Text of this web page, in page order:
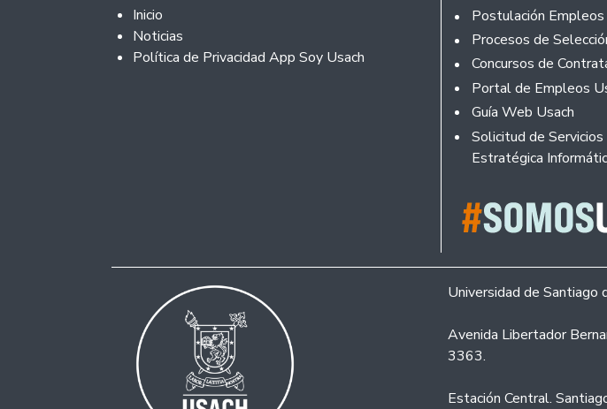
Footer 2
Inicio
Noticias
Política de Privacidad App Soy Usach
Footer
Postulación Empleos
Procesos de
Concursos de
Portal de Empleos
Guía Web Usach
Solicitud de Servicios
Estratégica
Universidad de Santiago
Avenida Libertador
3363.
Estación Central.